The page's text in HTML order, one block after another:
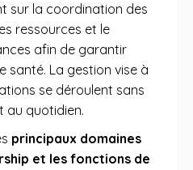
sur la coordination des
ressources et le
afin de garantir
santé. La gestion vise à
se déroulent sans
au quotidien.
principaux domaines
et les fonctions de